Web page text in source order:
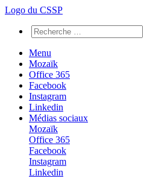
Logo du CSSP
Menu
Mozaïk
Office 365
Facebook
Instagram
Linkedin
Médias sociaux
Mozaïk
Office 365
Facebook
Instagram
Linkedin